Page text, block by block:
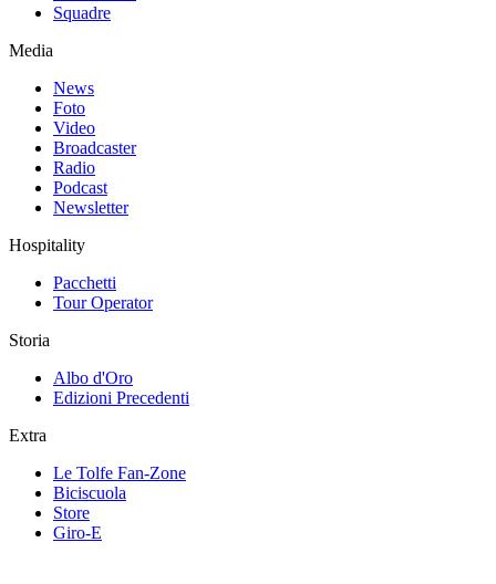
Squadre
Media
News
Foto
Video
Broadcaster
Radio
Podcast
Newsletter
Hospitality
Pacchetti
Tour Operator
Storia
Albo d'Oro
Edizioni Precedenti
Extra
Le Tolfe Fan-Zone
Biciscuola
Store
Giro-E